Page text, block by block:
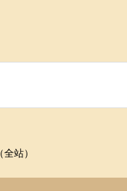
站）